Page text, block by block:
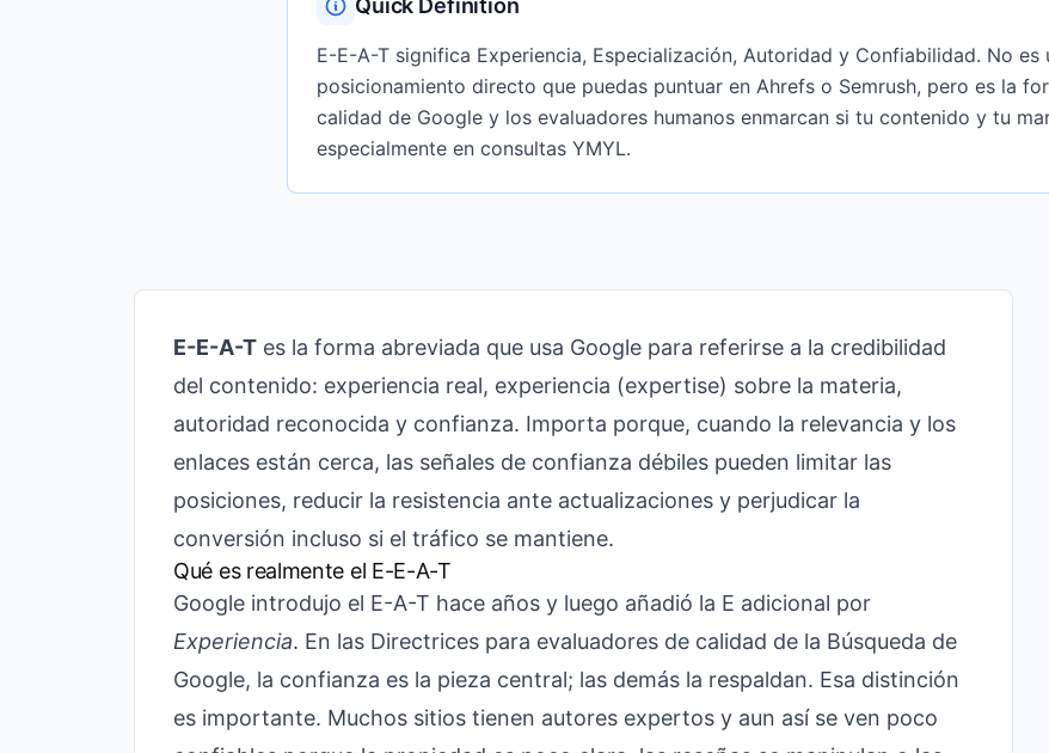
Quick Definition
E-E-A-T significa Experiencia, Especialización, Autoridad y Confiabilidad. No es
posicionamiento directo que puedas puntuar en Ahrefs o Semrush, pero es la
calidad de Google y los evaluadores humanos enmarcan si tu contenido y tu
especialmente en consultas YMYL.
E-E-A-T es la forma abreviada que usa Google para referirse a la credibilidad
del contenido: experiencia real, experiencia (expertise) sobre la materia,
autoridad reconocida y confianza. Importa porque, cuando la relevancia y los
enlaces están cerca, las señales de confianza débiles pueden limitar las
posiciones, reducir la resistencia ante actualizaciones y perjudicar la
conversión incluso si el tráfico se mantiene.
Qué es realmente el E-E-A-T
Google introdujo el E-A-T hace años y luego añadió la E adicional por
Experiencia. En las Directrices para evaluadores de calidad de la Búsqueda de
Google, la confianza es la pieza central; las demás la respaldan. Esa distinción
es importante. Muchos sitios tienen autores expertos y aun así se ven poco